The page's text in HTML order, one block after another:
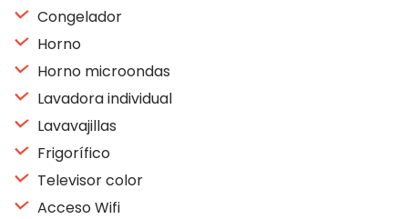
Congelador
Horno
Horno microondas
Lavadora individual
Lavavajillas
Frigorífico
Televisor color
Acceso Wifi